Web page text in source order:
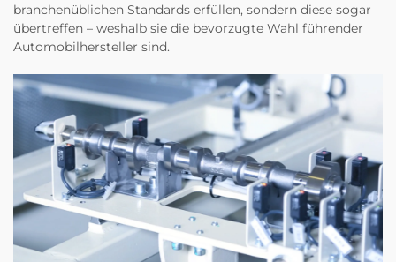
branchenüblichen Standards erfüllen, sondern diese sogar
übertreffen – weshalb sie die bevorzugte Wahl führender
Automobilhersteller sind.